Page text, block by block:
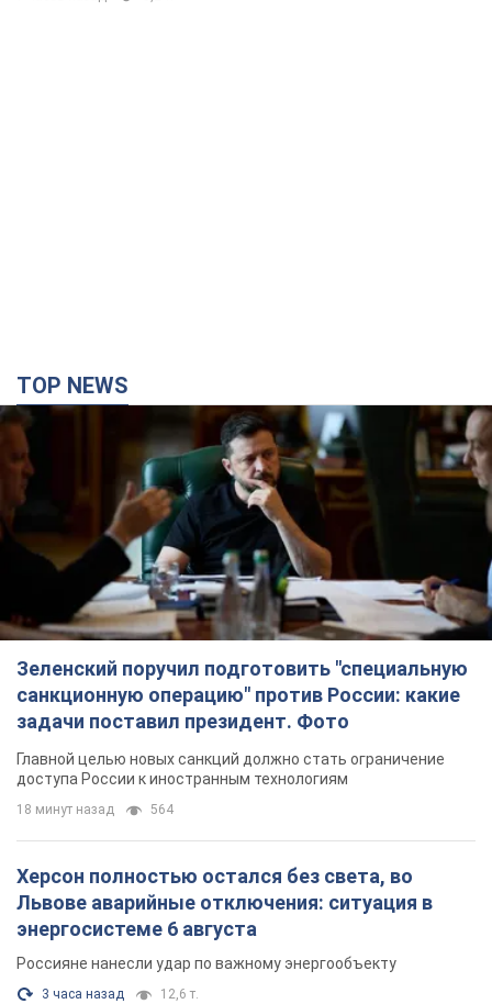
TOP NEWS
Зеленский поручил подготовить "специальную
санкционную операцию" против России: какие
задачи поставил президент. Фото
Главной целью новых санкций должно стать ограничение
доступа России к иностранным технологиям
18 минут назад 564
Херсон полностью остался без света, во
Львове аварийные отключения: ситуация в
энергосистеме 6 августа
Россияне нанесли удар по важному энергообъекту
3 часа назад 12,6 т.